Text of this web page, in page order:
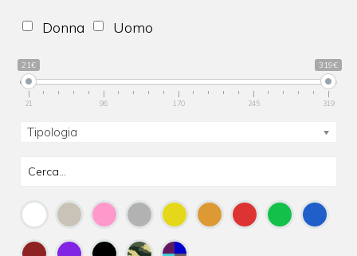
Donna Uomo
21€ 319€
21 96 170 245 319
Tipologia